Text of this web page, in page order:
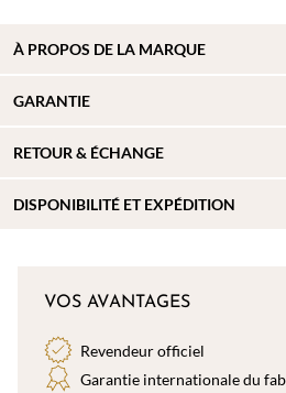
À PROPOS DE LA MARQUE
GARANTIE
RETOUR & ÉCHANGE
DISPONIBILITÉ ET EXPÉDITION
VOS AVANTAGES
Revendeur officiel
Garantie internationale du